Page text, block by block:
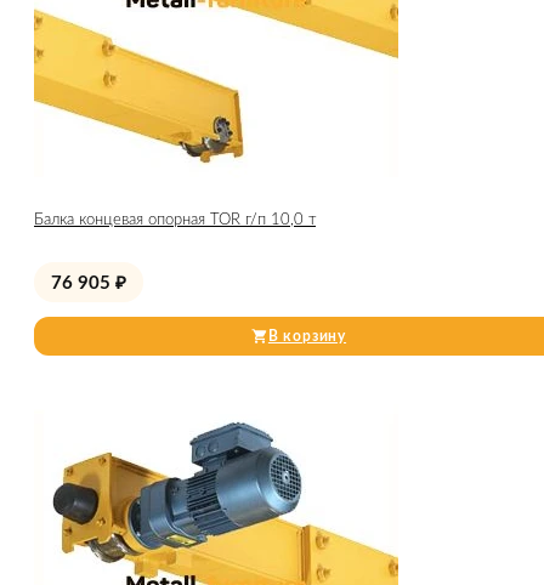
Балка концевая опорная TOR г/п 10,0 т
76 905 ₽
В корзину